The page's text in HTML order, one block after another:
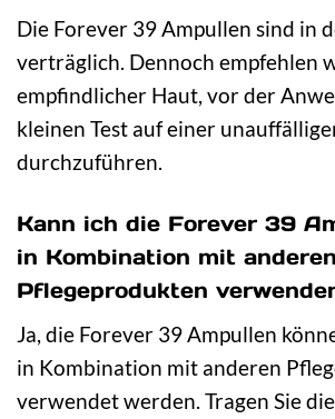
Die Forever 39 Ampullen sind in
verträglich. Dennoch empfehlen
empfindlicher Haut, vor der
kleinen Test auf einer
durchzuführen.
Kann ich die Forever 39
in Kombination mit anderen
Pflegeprodukten
Ja, die Forever 39 Ampullen
in Kombination mit anderen
verwendet werden. Tragen Sie